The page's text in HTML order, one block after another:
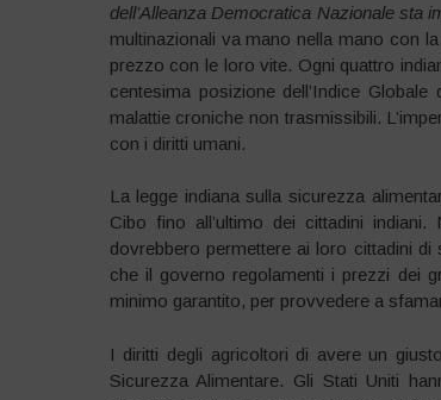
dell’Alleanza Democratica Nazionale sta
multinazionali va mano nella mano con
prezzo con le loro vite. Ogni quattro
centesima posizione dell’Indice
malattie croniche non trasmissibili.
con i diritti umani.
La legge indiana sulla sicurezza
Cibo fino all’ultimo dei cittadini
dovrebbero permettere ai loro cittadini
che il governo regolamenti i prezzi dei
minimo garantito, per provvedere a
I diritti degli agricoltori di avere un
Sicurezza Alimentare. Gli Stati Uniti